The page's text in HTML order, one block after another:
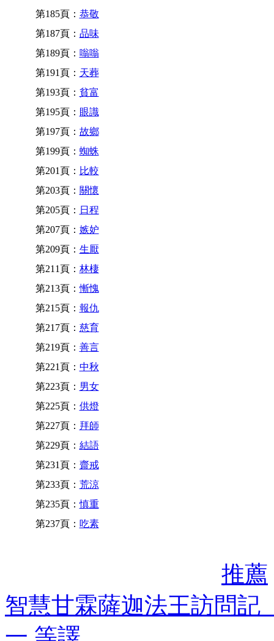
第185頁： 恭敬
第187頁： 品味
第189頁： 嗡嗡
第191頁： 天葬
第193頁： 貧富
第195頁： 眼識
第197頁： 故鄉
第199頁： 蜘蛛
第201頁： 比較
第203頁： 關懷
第205頁： 日程
第207頁： 嫉妒
第209頁： 生厭
第211頁： 林棲
第213頁：慚愧
第215頁： 報仇
第217頁： 慈育
第219頁： 善言
第221頁： 中秋
第223頁： 男女
第225頁： 供燈
第227頁： 拜師
第229頁： 結語
第231頁： 齋戒
第233頁： 荒涼
第235頁：慎重
第237頁： 吃素
推薦
智慧甘霖薩迦法王訪問